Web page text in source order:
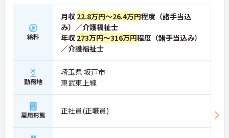
給料
月収 22.8万円～26.4万円程度（諸手当込
み）／介護福祉士
年収 273万円～316万円程度（諸手当込み）
／介護福祉士
勤務地
埼玉県 坂戸市
東武東上線
雇用形態 正社員(正職員)